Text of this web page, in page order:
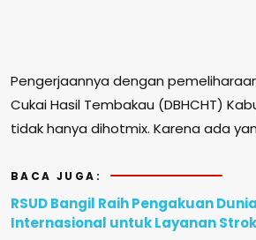
Pengerjaannya dengan
Cukai Hasil Tembakau (DBHCHT)
tidak hanya dihotmix. Karena ada
BACA JUGA:
RSUD Bangil Raih Pengakuan
Internasional untuk Layanan